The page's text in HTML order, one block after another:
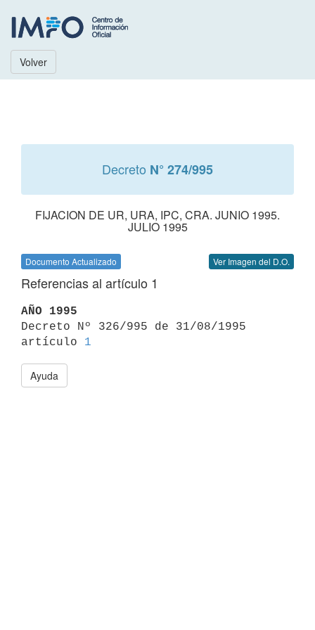
Volver
Decreto N° 274/995
FIJACION DE UR, URA, IPC, CRA. JUNIO 1995.
JULIO 1995
Documento Actualizado Ver Imagen del D.O.
Referencias al artículo 1
AÑO 1995
Decreto Nº 326/995 de 31/08/1995
artículo 1
Ayuda